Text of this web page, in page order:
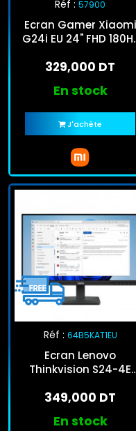
Réf : 57900
Ecran Gamer Xiaomi
G24i EU 24" FHD
329,000 DT
En stock
J'achète
Réf : 64B5KAT1EU
Ecran Lenovo
Thinkvision S24-4E
349,000 DT
En stock